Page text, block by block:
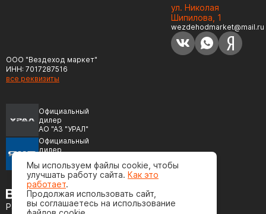
ООО "Вездеход маркет"
ИНН: 7017287516
все реквизиты
Официальный
дилер
АО "АЗ "УРАЛ"
Официальный
дилер
(ЯМЗ)
Разработка сайта
ул. Николая
Шипилова, 1
wezdehodmarket@mail.ru
Мы используем файлы cookie, чтобы
улучшать работу сайта. Как это
работает.
Продолжая использовать сайт,
вы соглашаетесь на использование